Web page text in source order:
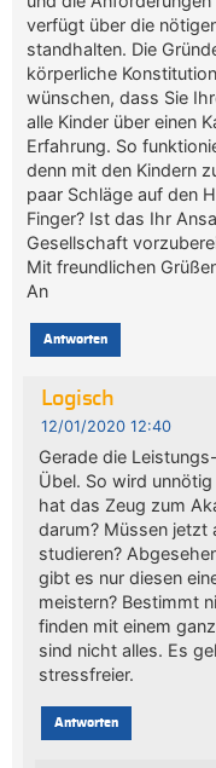
verfügt über die
standhalten. Die
körperliche
wünschen, dass Sie
alle Kinder über einen
Erfahrung. So
denn mit den Kindern
paar Schläge auf den
Finger? Ist das Ihr
Gesellschaft
Mit freundlichen
An
Antworten
Logisch
12/01/2020 12:40
Gerade die
Übel. So wird
hat das Zeug zum
darum? Müssen jetzt
studieren?
gibt es nur diesen
meistern? Bestimmt
finden mit einem
sind nicht alles. Es
stressfreier.
Antworten